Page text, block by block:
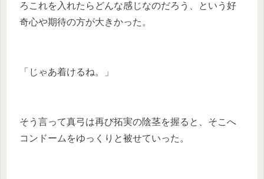
ろこれを入れたらどんな感じなのだろう、という好
奇心や期待の方が大きかった。
「じゃあ着けるね。」
そう言って真弓は再び拓実の陰茎を握ると、そこへ
コンドームをゆっくりと被せていった。